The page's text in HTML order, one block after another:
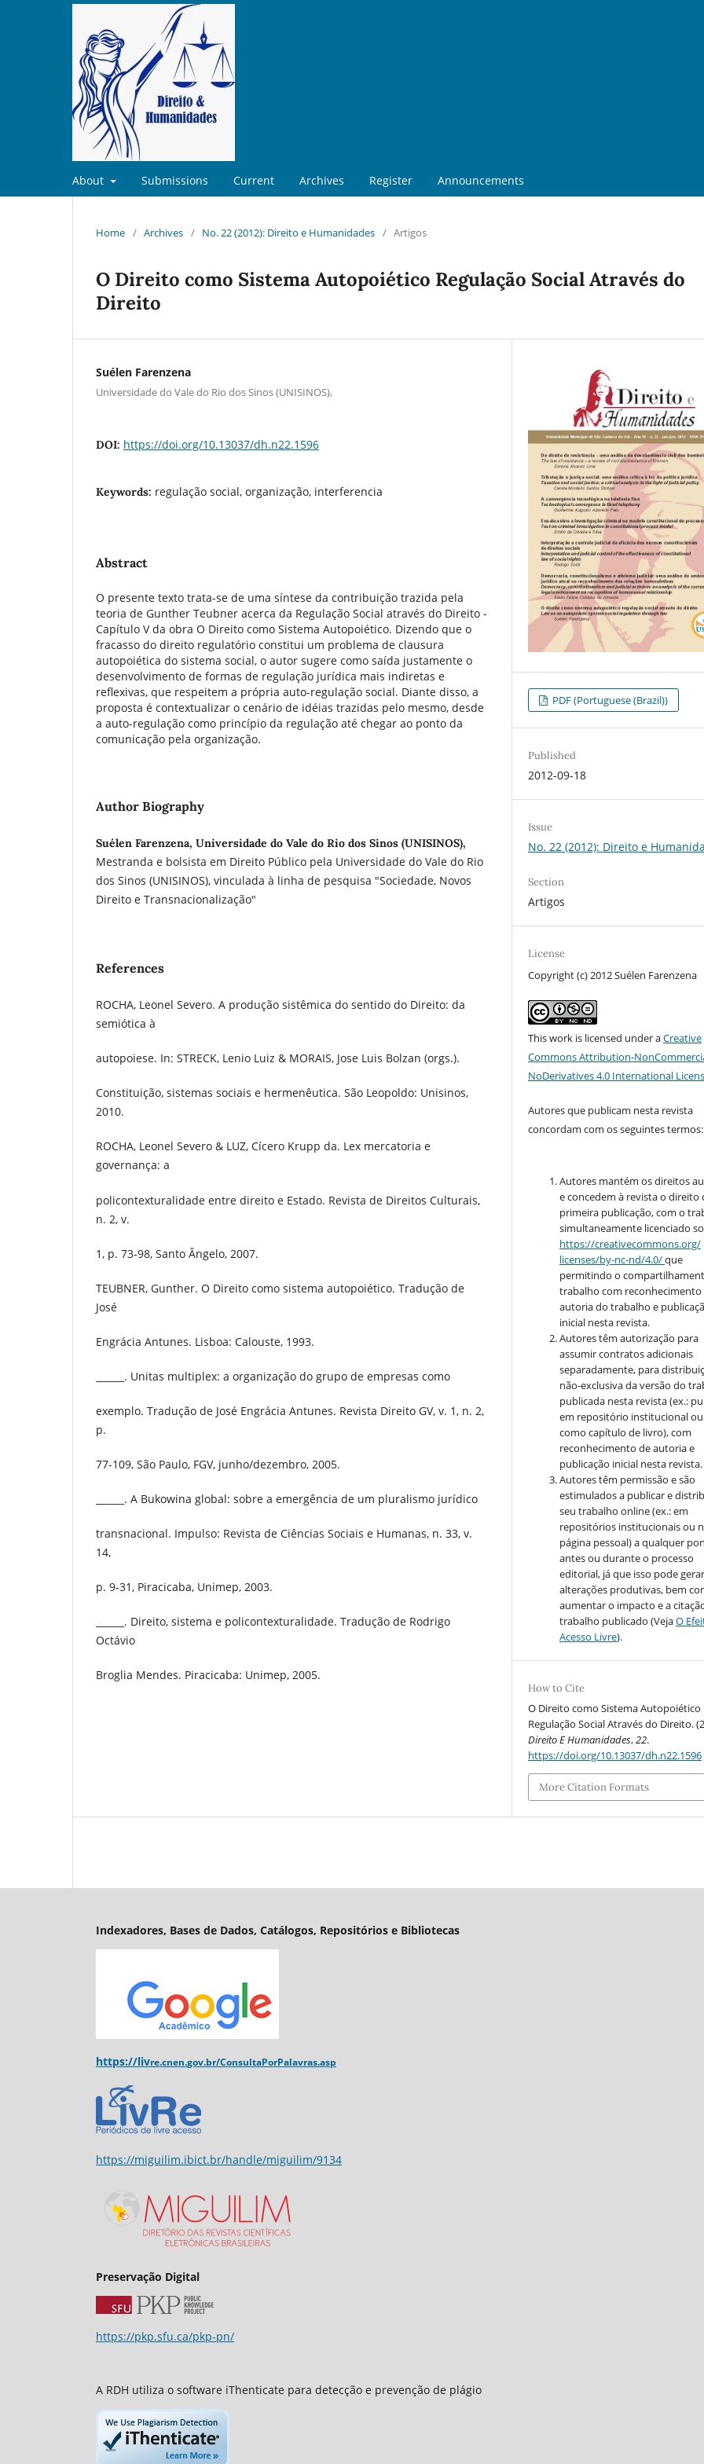
About Submissions Current Archives Register Announcements
Home / Archives / No. 22 (2012): Direito e Humanidades / Artigos
O Direito como Sistema Autopoiético Regulação Social Através do
Direito
Suélen Farenzena
Universidade do Vale do Rio dos Sinos (UNISINOS),
DOI: https://doi.org/10.13037/dh.n22.1596
Keywords: regulação social, organização, interferencia
Abstract
O presente texto trata-se de uma síntese da contribuição trazida pela
teoria de Gunther Teubner acerca da Regulação Social através do Direito -
Capítulo V da obra O Direito como Sistema Autopoiético. Dizendo que o
fracasso do direito regulatório constitui um problema de clausura
autopoiética do sistema social, o autor sugere como saída justamente o
desenvolvimento de formas de regulação jurídica mais indiretas e
reflexivas, que respeitem a própria auto-regulação social. Diante disso, a
proposta é contextualizar o cenário de idéias trazidas pelo mesmo, desde
a auto-regulação como princípio da regulação até chegar ao ponto da
comunicação pela organização.
Author Biography
Suélen Farenzena, Universidade do Vale do Rio dos Sinos (UNISINOS),
Mestranda e bolsista em Direito Público pela Universidade do Vale do Rio
dos Sinos (UNISINOS), vinculada à linha de pesquisa "Sociedade, Novos
Direito e Transnacionalização"
References
ROCHA, Leonel Severo. A produção sistêmica do sentido do Direito: da
semiótica à
autopoiese. In: STRECK, Lenio Luiz & MORAIS, Jose Luis Bolzan (orgs.).
Constituição, sistemas sociais e hermenêutica. São Leopoldo: Unisinos,
2010.
ROCHA, Leonel Severo & LUZ, Cícero Krupp da. Lex mercatoria e
governança: a
policontexturalidade entre direito e Estado. Revista de Direitos Culturais,
n. 2, v.
1, p. 73-98, Santo Ângelo, 2007.
TEUBNER, Gunther. O Direito como sistema autopoiético. Tradução de
José
Engrácia Antunes. Lisboa: Calouste, 1993.
______. Unitas multiplex: a organização do grupo de empresas como
exemplo. Tradução de José Engrácia Antunes. Revista Direito GV, v. 1, n. 2,
p.
77-109, São Paulo, FGV, junho/dezembro, 2005.
______. A Bukowina global: sobre a emergência de um pluralismo jurídico
transnacional. Impulso: Revista de Ciências Sociais e Humanas, n. 33, v.
14,
p. 9-31, Piracicaba, Unimep, 2003.
______. Direito, sistema e policontexturalidade. Tradução de Rodrigo
Octávio
Broglia Mendes. Piracicaba: Unimep, 2005.
PDF (Portuguese (Brazil))
Published
2012-09-18
Issue
No. 22 (2012): Direito e
Section
Artigos
License
Copyright (c) 2012 Suélen Farenzena
This work is licensed under aCreative
Commons Attribution-
NoDerivatives 4.0 International
Autores que publicam nesta revista
concordam com os seguintes termos:
Autores mantém os direitos
e concedem à revista o direito
primeira publicação, com o
simultaneamente licenciado
https://creativecommons.org/
licenses/by-nc-nd/4.0/que
permitindo o
trabalho com reconhecimento
autoria do trabalho e
inicial nesta revista.
Autores têm autorização para
assumir contratos adicionais
separadamente, para
não-exclusiva da versão do
publicada nesta revista (ex.:
em repositório institucional ou
como capítulo de livro), com
reconhecimento de autoria e
publicação inicial nesta revista.
Autores têm permissão e são
estimulados a publicar e
seu trabalho online (ex.: em
repositórios institucionais ou
página pessoal) a qualquer
antes ou durante o processo
editorial, já que isso pode
alterações produtivas, bem
aumentar o impacto e a
trabalho publicado (VejaO
Acesso Livre).
How to Cite
O Direito como Sistema Autopoiético
Regulação Social Através do Direito.
Direito E Humanidades,22.
https://doi.org/10.13037/dh.n22.1596
More Citation Formats
Indexadores, Bases de Dados, Catálogos, Repositórios e Bibliotecas
https://livre.cnen.gov.br/ConsultaPorPalavras.asp
https://miguilim.ibict.br/handle/miguilim/9134
Preservação Digital
https://pkp.sfu.ca/pkp-pn/
A RDH utiliza o software iThenticate para detecção e prevenção de plágio